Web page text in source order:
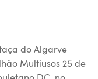
do Algarve
Multiusos 25 de